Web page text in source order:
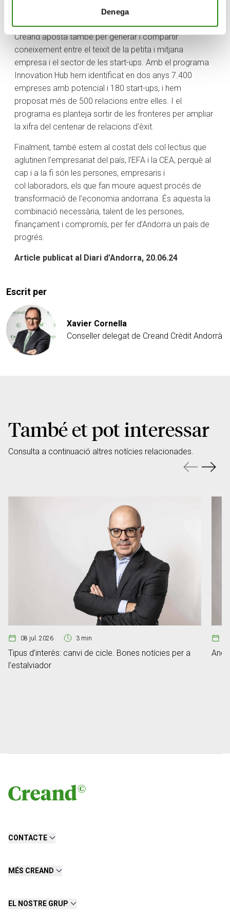
Denega
Creand aposta també per generar i compartir
coneixement entre el teixit de la petita i mitjana
empresa i el sector de les start-ups. Amb el programa
Innovation Hub hem identificat en dos anys 7.400
empreses amb potencial i 180 start-ups, i hem
proposat més de 500 relacions entre elles. I el
programa es planteja sortir de les fronteres per ampliar
la xifra del centenar de relacions d’èxit.
Finalment, també estem al costat dels col·lectius que
aglutinen l’empresariat del país, l’EFA i la CEA, perquè al
cap i a la fi són les persones, empresaris i
col·laboradors, els que fan moure aquest procés de
transformació de l’economia andorrana. És aquesta la
combinació necessària, talent de les persones,
finançament i compromís, per fer d’Andorra un país de
progrés.
Article publicat al Diari d’Andorra, 20.06.24
Escrit per
Xavier Cornella
Conseller delegat de Creand Crèdit Andorrà
També et pot interessar
Consulta a continuació altres notícies relacionades.
08 jul. 2026 3 min
Tipus d’interès: canvi de cicle. Bones notícies per a
l’estalviador
CONTACTE
MÉS CREAND
EL NOSTRE GRUP